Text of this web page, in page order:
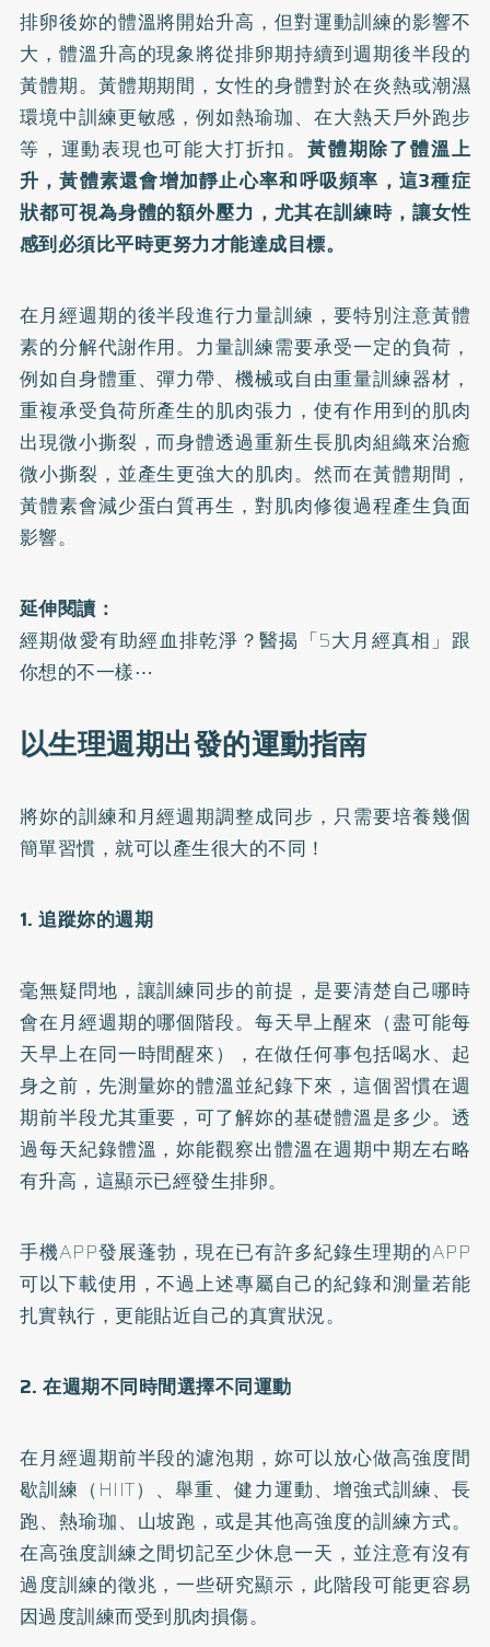
排卵後妳的體溫將開始升高，但對運動訓練的影響不
大，體溫升高的現象將從排卵期持續到週期後半段的
黃體期。黃體期期間，女性的身體對於在炎熱或潮濕
環境中訓練更敏感，例如熱瑜珈、在大熱天戶外跑步
等，運動表現也可能大打折扣。黃體期除了體溫上
升，黃體素還會增加靜止心率和呼吸頻率，這3種症
狀都可視為身體的額外壓力，尤其在訓練時，讓女性
感到必須比平時更努力才能達成目標。
在月經週期的後半段進行力量訓練，要特別注意黃體
素的分解代謝作用。力量訓練需要承受一定的負荷，
例如自身體重、彈力帶、機械或自由重量訓練器材，
重複承受負荷所產生的肌肉張力，使有作用到的肌肉
出現微小撕裂，而身體透過重新生長肌肉組織來治癒
微小撕裂，並產生更強大的肌肉。然而在黃體期間，
黃體素會減少蛋白質再生，對肌肉修復過程產生負面
影響。
延伸閱讀：
經期做愛有助經血排乾淨？醫揭「5大月經真相」跟
你想的不一樣⋯
以生理週期出發的運動指南
將妳的訓練和月經週期調整成同步，只需要培養幾個
簡單習慣，就可以產生很大的不同！
1. 追蹤妳的週期
毫無疑問地，讓訓練同步的前提，是要清楚自己哪時
會在月經週期的哪個階段。每天早上醒來（盡可能每
天早上在同一時間醒來），在做任何事包括喝水、起
身之前，先測量妳的體溫並紀錄下來，這個習慣在週
期前半段尤其重要，可了解妳的基礎體溫是多少。透
過每天紀錄體溫，妳能觀察出體溫在週期中期左右略
有升高，這顯示已經發生排卵。
手機APP發展蓬勃，現在已有許多紀錄生理期的APP
可以下載使用，不過上述專屬自己的紀錄和測量若能
扎實執行，更能貼近自己的真實狀況。
2. 在週期不同時間選擇不同運動
在月經週期前半段的濾泡期，妳可以放心做高強度間
歇訓練（HIIT）、舉重、健力運動、增強式訓練、長
跑、熱瑜珈、山坡跑，或是其他高強度的訓練方式。
在高強度訓練之間切記至少休息一天，並注意有沒有
過度訓練的徵兆，一些研究顯示，此階段可能更容易
因過度訓練而受到肌肉損傷。